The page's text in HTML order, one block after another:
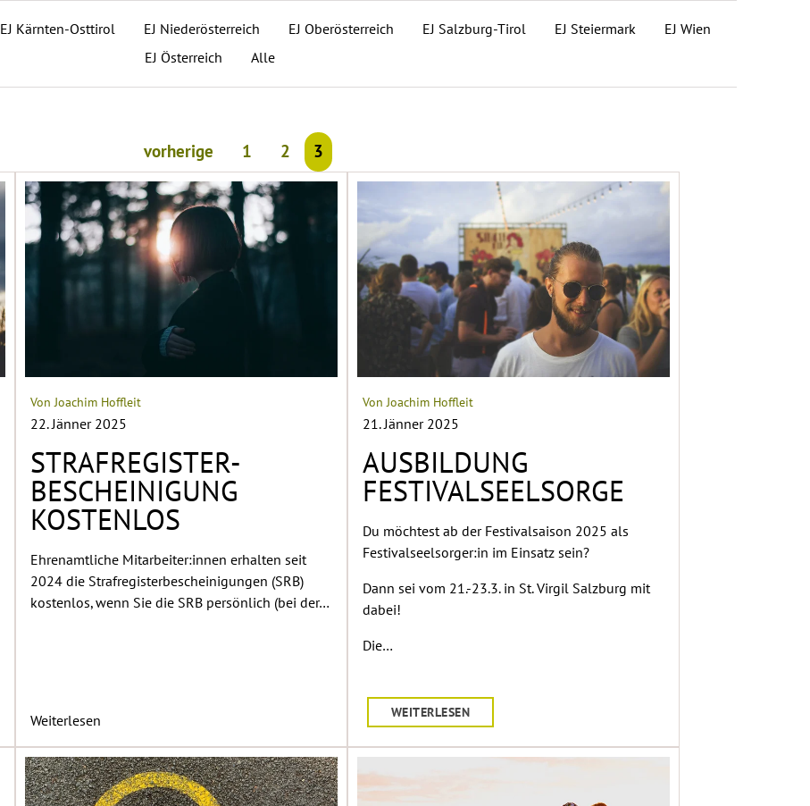
EJ Kärnten-Osttirol EJ Niederösterreich EJ Oberösterreich EJ Salzburg-Tirol EJ Steiermark
EJ Wien
EJ Österreich
Alle
vorherige 1 2 3
Von Joachim Hoffleit
22. Jänner 2025
STRAFREGISTER-
BESCHEINIGUNG
KOSTENLOS
Ehrenamtliche Mitarbeiter:innen erhalten seit
2024 die Strafregisterbescheinigungen (SRB)
kostenlos, wenn Sie die SRB persönlich (bei der…
Weiterlesen
Von Joachim Hoffleit
21. Jänner 2025
AUSBILDUNG
FESTIVALSEELSORGE
Du möchtest ab der Festivalsaison 2025 als
Festivalseelsorger:in im Einsatz sein?
Dann sei vom 21.-23.3. in St. Virgil Salzburg mit
dabei!
Die…
WEITERLESEN